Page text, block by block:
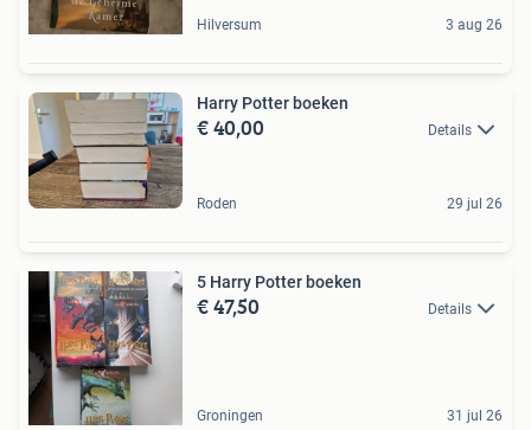
Hilversum 3 aug 26
Harry Potter boeken
€ 40,00 Details
Roden 29 jul 26
5 Harry Potter boeken
€ 47,50 Details
Groningen 31 jul 26